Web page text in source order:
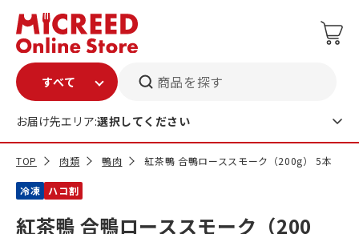
商品を探す
お届け先エリア:選択してください
TOP 肉類 鴨肉 紅茶鴨 合鴨ローススモーク（200g） 5本
冷凍 ハコ割
紅茶鴨 合鴨ローススモーク（200